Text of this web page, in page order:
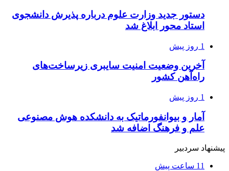
دستور جدید وزارت علوم درباره پذیرش دانشجوی
استاد محور ابلاغ شد
1 روز پیش
آخرین وضعیت امنیت سایبری زیرساخت‌های
راه‌آهن کشور
1 روز پیش
آمار و بیوانفورماتیک به دانشکده هوش مصنوعی
علم و فرهنگ اضافه شد
پیشنهاد سردبیر
11 ساعت پیش